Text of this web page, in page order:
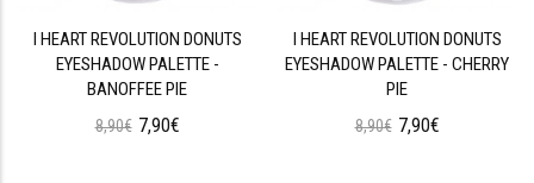
I HEART REVOLUTION DONUTS
EYESHADOW PALETTE -
BANOFFEE PIE
8,90€ 7,90€
I HEART REVOLUTION DONUTS
EYESHADOW PALETTE - CHERRY
PIE
8,90€ 7,90€